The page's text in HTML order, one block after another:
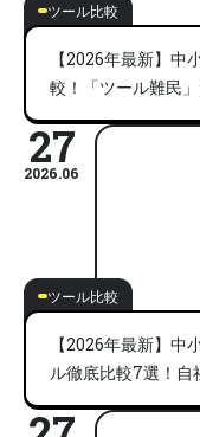
ツール比較
【2026年最新】中
較！「ツール難民
27
2026.06
ツール比較
【2026年最新】中
ル徹底比較7選！自